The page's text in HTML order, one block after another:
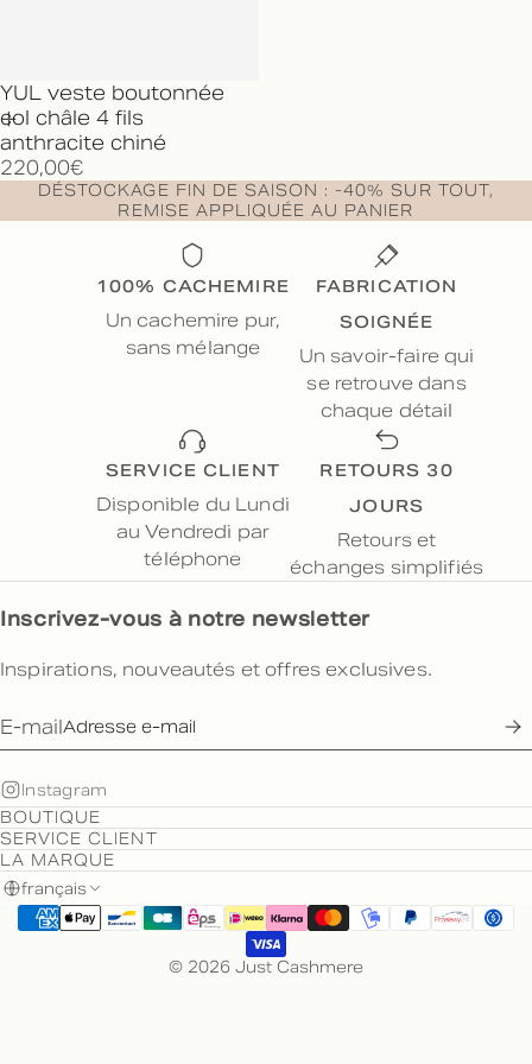
YUL veste boutonnée
col châle 4 fils
anthracite chiné
220,00€
DÉSTOCKAGE FIN DE SAISON : -40% SUR TOUT,
REMISE APPLIQUÉE AU PANIER
100% CACHEMIRE
Un cachemire pur,
sans mélange
FABRICATION
SOIGNÉE
Un savoir-faire qui
se retrouve dans
chaque détail
SERVICE CLIENT
Disponible du Lundi
au Vendredi par
téléphone
RETOURS 30
JOURS
Retours et
échanges simplifiés
Inscrivez-vous à notre newsletter
Inspirations, nouveautés et offres exclusives.
E-mail
Instagram
BOUTIQUE
SERVICE CLIENT
LA MARQUE
français
© 2026 Just Cashmere